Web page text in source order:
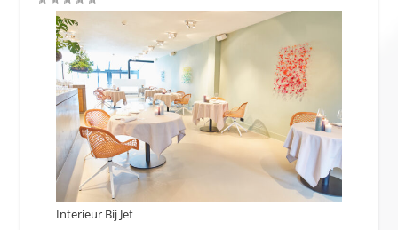
Interieur Bij Jef